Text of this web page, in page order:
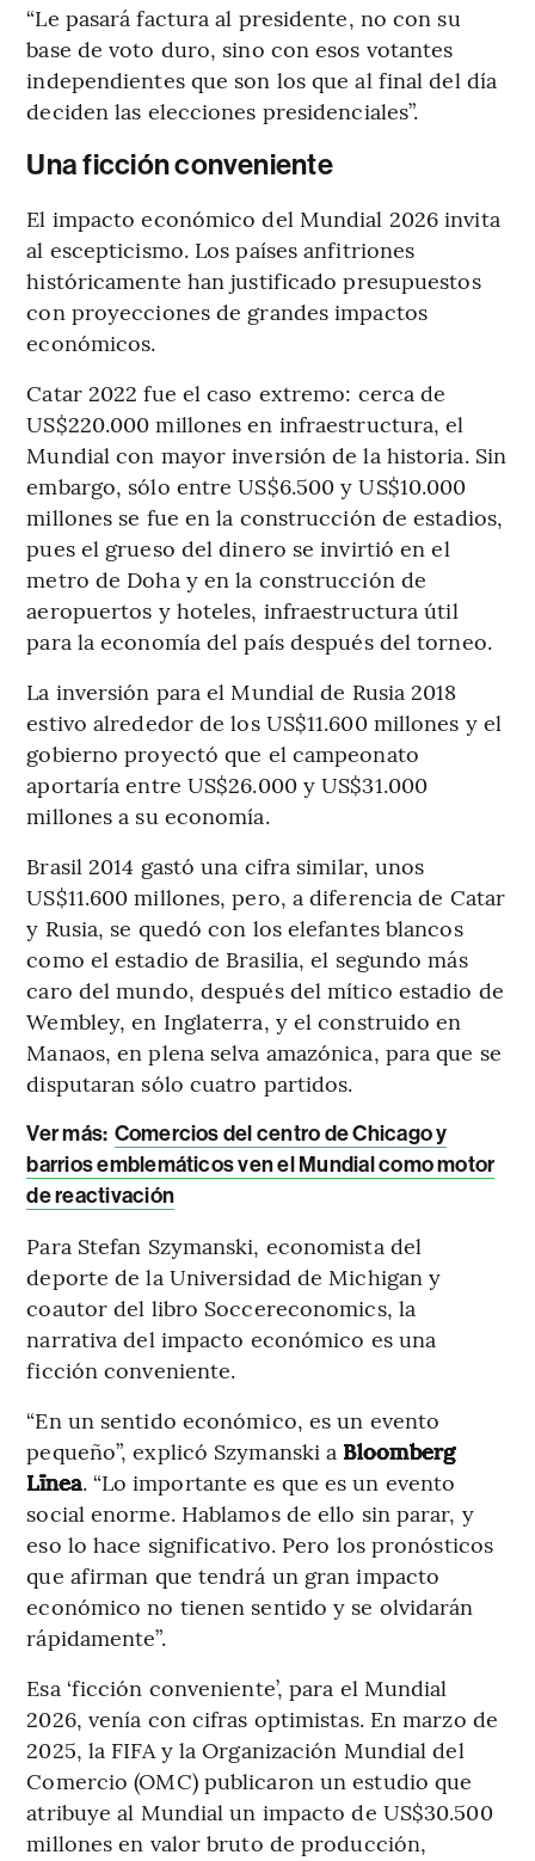
“Le pasará factura al presidente, no con su
base de voto duro, sino con esos votantes
independientes que son los que al final del día
deciden las elecciones presidenciales”.
Una ficción conveniente
El impacto económico del Mundial 2026 invita
al escepticismo. Los países anfitriones
históricamente han justificado presupuestos
con proyecciones de grandes impactos
económicos.
Catar 2022 fue el caso extremo: cerca de
US$220.000 millones en infraestructura, el
Mundial con mayor inversión de la historia. Sin
embargo, sólo entre US$6.500 y US$10.000
millones se fue en la construcción de estadios,
pues el grueso del dinero se invirtió en el
metro de Doha y en la construcción de
aeropuertos y hoteles, infraestructura útil
para la economía del país después del torneo.
La inversión para el Mundial de Rusia 2018
estivo alrededor de los US$11.600 millones y el
gobierno proyectó que el campeonato
aportaría entre US$26.000 y US$31.000
millones a su economía.
Brasil 2014 gastó una cifra similar, unos
US$11.600 millones, pero, a diferencia de Catar
y Rusia, se quedó con los elefantes blancos
como el estadio de Brasilia, el segundo más
caro del mundo, después del mítico estadio de
Wembley, en Inglaterra, y el construido en
Manaos, en plena selva amazónica, para que se
disputaran sólo cuatro partidos.
Ver más: Comercios del centro de Chicago y
barrios emblemáticos ven el Mundial como motor
de reactivación
Para Stefan Szymanski, economista del
deporte de la Universidad de Michigan y
coautor del libro Soccereconomics, la
narrativa del impacto económico es una
ficción conveniente.
“En un sentido económico, es un evento
pequeño”, explicó Szymanski a Bloomberg
Lïnea. “Lo importante es que es un evento
social enorme. Hablamos de ello sin parar, y
eso lo hace significativo. Pero los pronósticos
que afirman que tendrá un gran impacto
económico no tienen sentido y se olvidarán
rápidamente”.
Esa ‘ficción conveniente’, para el Mundial
2026, venía con cifras optimistas. En marzo de
2025, la FIFA y la Organización Mundial del
Comercio (OMC) publicaron un estudio que
atribuye al Mundial un impacto de US$30.500
millones en valor bruto de producción,